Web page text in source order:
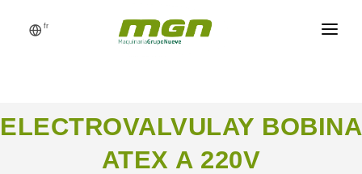
fr
PROCESSUS
ELECTROVALVULAY BOBINA
ATEX A 220V